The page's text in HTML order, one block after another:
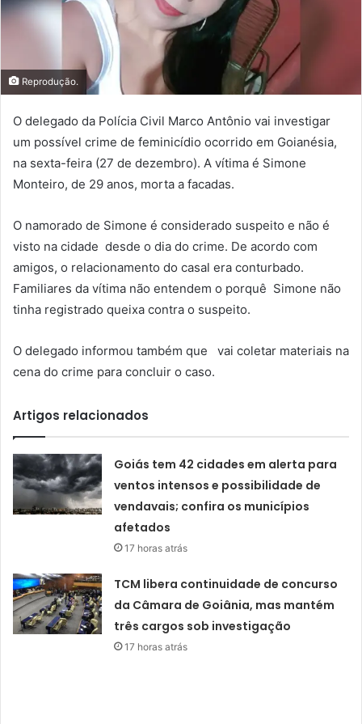
Reprodução.
O delegado da Polícia Civil Marco Antônio vai investigar
um possível crime de feminicídio ocorrido em Goianésia,
na sexta-feira (27 de dezembro). A vítima é Simone
Monteiro, de 29 anos, morta a facadas.
O namorado de Simone é considerado suspeito e não é
visto na cidade desde o dia do crime. De acordo com
amigos, o relacionamento do casal era conturbado.
Familiares da vítima não entendem o porquê Simone não
tinha registrado queixa contra o suspeito.
O delegado informou também que vai coletar materiais na
cena do crime para concluir o caso.
Artigos relacionados
Goiás tem 42 cidades em alerta para
ventos intensos e possibilidade de
vendavais; confira os municípios
afetados
17 horas atrás
TCM libera continuidade de concurso
da Câmara de Goiânia, mas mantém
três cargos sob investigação
17 horas atrás